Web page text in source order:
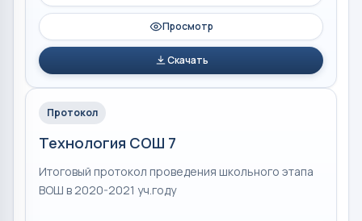
Просмотр
Скачать
Протокол
Технология СОШ 7
Итоговый протокол проведения школьного этапа
ВОШ в 2020-2021 уч.году